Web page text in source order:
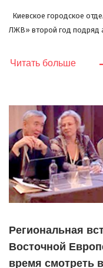
Киевское городское
ЛЖВ» второй год подряд
Читать больше
Региональная
Восточной
время смотреть